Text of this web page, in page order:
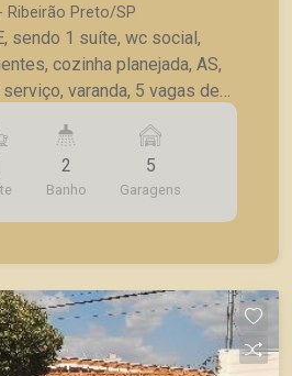
Ribeirão Preto/SP
sendo 1 suíte, wc social,
varanda, 5 vagas de
2
Banho
5
Garagens